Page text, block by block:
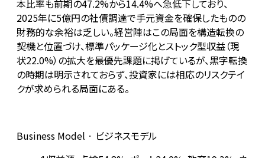
本比率も前期の47.2%から14.4%へ急低下しており、
2025年に5億円の社債調達で手元資金を確保したものの
財務的な余裕は乏しい。経営陣はこの局面を構造転換の
契機と位置づけ、標準パッケージ化とストック型収益（現
状22.0%）の拡大を最優先課題に掲げているが、黒字転換
の時期は明示されておらず、投資家には相応のリスクテイ
クが求められる局面にある。
Business Model · ビジネスモデル